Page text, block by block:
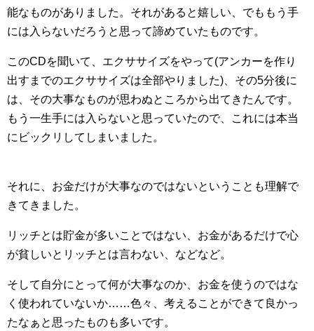
能なものがありました。それがあると嬉しい、でももう手
には入らないだろうと思って諦めていたものです。
このCDを聞いて、エクササイズをやって(アンカーを作り
出すまでのエクササイズは全部やりました)、その5分後に
は、その大事なものが思わぬところから出てきたんです。
もう一生手には入らないと思っていたので、これには本当
にビックリしてしまいました。
それに、お金だけが大事なのではないということも理解で
きてきました。
リッチとは貯金が多いことではない、お金があるだけで心
が貧しいとリッチとは言わない、などなど。
そして自分にとって何が大事なのか、お金を使うのではな
く使われていないか……色々、考えることができて良かっ
たなぁと思ったものも多いです。